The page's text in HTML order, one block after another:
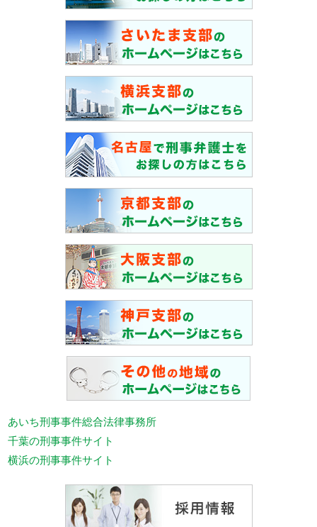
あいち刑事事件総合法律事務所
千葉の刑事事件サイト
横浜の刑事事件サイト